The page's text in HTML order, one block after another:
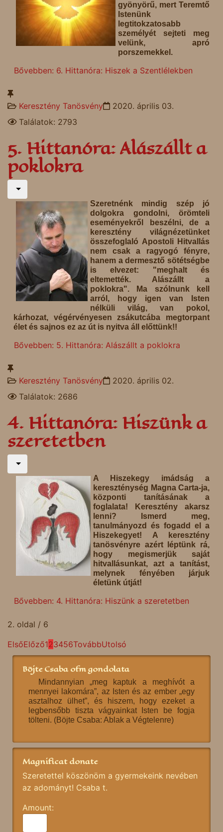
gyönyörű, mert Teremtő
Istenünk
legtitokzatosabb
személyét sejteti meg
velünk, apró
porszemekkel.
Bővebben: 6. Hittanóra: Hiszek a Szentlélekben
Keresztény Tanösvény
2020. április 03.
Találatok: 2793
5. Hittanóra: Alászállt a
poklokra
Szeretnénk mindig szép jó
dolgokra gondolni, örömteli
eseményekről beszélni, de a
keresztény világnézetünket
összefoglaló Apostoli Hitvallás
nem csak a ragyogó fényre,
hanem a dermesztő sötétségbe
is elvezet: "meghalt és
eltemették. Alászállt a
poklokra". Ma szólnunk kell
arról, hogy igen van Isten
nélküli világ, van pokol,
kárhozat, végérvényesen zsákutcába megtorpant
élet és sajnos ez az út is nyitva áll előttünk!!
Bővebben: 5. Hittanóra: Alászállt a poklokra
Keresztény Tanösvény
2020. április 02.
Találatok: 2686
4. Hittanóra: Hiszünk a
szeretetben
A Hiszekegy imádság a
kereszténység Magna Carta-ja,
központi tanításának a
foglalata! Keresztény akarsz
lenni? Ismerd meg,
tanulmányozd és fogadd el a
Hiszekegyet! A keresztény
tanösvényre azért léptünk rá,
hogy megismerjük saját
hitvallásunkat, azt a tanítást,
melynek fényében járjuk
életünk útját!
Bővebben: 4. Hittanóra: Hiszünk a szeretetben
2. oldal / 6
ElsőElőző123456TovábbUtolsó
Böjte Csaba ofm gondolata
Mindannyian „meg kaptuk a meghívót a
mennyei lakomára”, az Isten és az ember „egy
asztalhoz ülhet”, és hiszem, hogy ezeket a
legbensőbb tiszta vágyainkat Isten be fogja
tölteni. (Böjte Csaba: Ablak a Végtelenre)
Magnificat donate
Szeretettel köszönöm a gyermekeink nevében
az adományt! Csaba t.
Amount: